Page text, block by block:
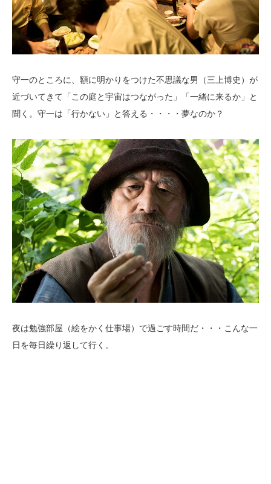
守一のところに、額に明かりをつけた不思議な男（三上博史）が
近づいてきて「この庭と宇宙はつながった」「一緒に来るか」と
聞く。守一は「行かない」と答える・・・・夢なのか？
夜は勉強部屋（絵をかく仕事場）で過ごす時間だ・・・こんな一
日を毎日繰り返して行く。